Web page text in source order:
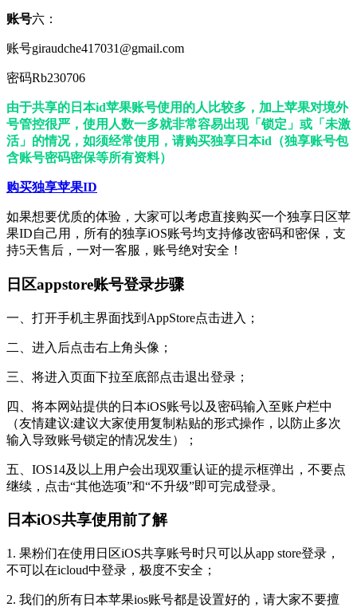
账号六：
账号giraudche417031@gmail.com
密码Rb230706
由于共享的日本id苹果账号使用的人比较多，加上苹果对境外
号管控很严，使用人数一多就非常容易出现「锁定」或「未激
活」的情况，如须经常使用，请购买独享日本id（独享账号包
含账号密码密保等所有资料）
购买独享苹果ID
如果想要优质的体验，大家可以考虑直接购买一个独享日区苹
果ID自己用，所有的独享iOS账号均支持修改密码和密保，支
持5天售后，一对一客服，账号绝对安全！
日区appstore账号登录步骤
一、打开手机主界面找到AppStore点击进入；
二、进入后点击右上角头像；
三、将进入页面下拉至底部点击退出登录；
四、将本网站提供的日本iOS账号以及密码输入至账户栏中
（友情建议:建议大家使用复制粘贴的形式操作，以防止多次
输入导致账号锁定的情况发生）；
五、IOS14及以上用户会出现双重认证的提示框弹出，不要点
继续，点击“其他选项”和“不升级”即可完成登录。
日本iOS共享使用前了解
1. 果粉们在使用日区iOS共享账号时只可以从app store登录，
不可以在icloud中登录，极度不安全；
2. 我们的所有日本苹果ios账号都是设置好的，请大家不要擅